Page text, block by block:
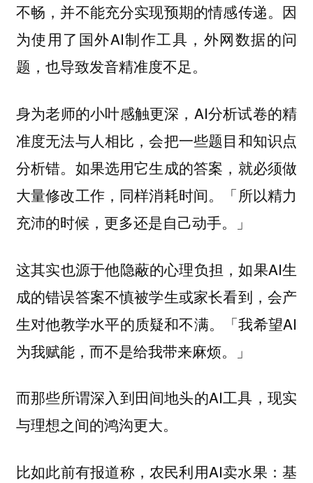
不畅，并不能充分实现预期的情感传递。因
为使用了国外AI制作工具，外网数据的问
题，也导致发音精准度不足。
身为老师的小叶感触更深，AI分析试卷的精
准度无法与人相比，会把一些题目和知识点
分析错。如果选用它生成的答案，就必须做
大量修改工作，同样消耗时间。「所以精力
充沛的时候，更多还是自己动手。」
这其实也源于他隐蔽的心理负担，如果AI生
成的错误答案不慎被学生或家长看到，会产
生对他教学水平的质疑和不满。「我希望AI
为我赋能，而不是给我带来麻烦。」
而那些所谓深入到田间地头的AI工具，现实
与理想之间的鸿沟更大。
比如此前有报道称，农民利用AI卖水果：基